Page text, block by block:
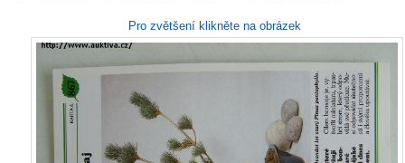
Pro zvětšení klikněte na obrázek